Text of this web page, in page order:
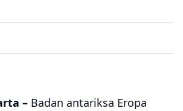
– Badan antariksa Eropa